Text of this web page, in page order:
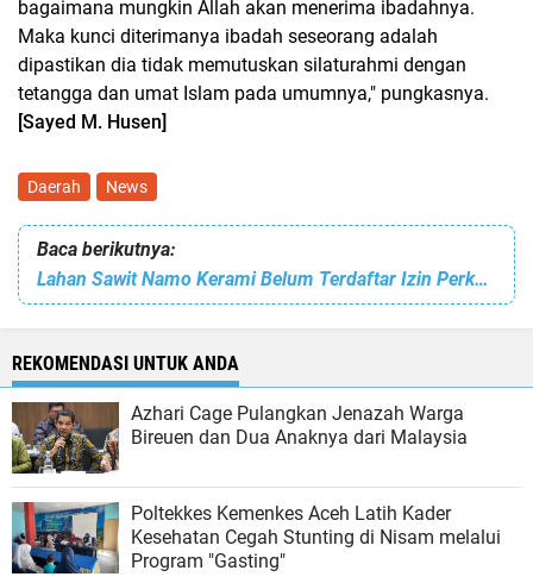
bagaimana mungkin Allah akan menerima ibadahnya.
Maka kunci diterimanya ibadah seseorang adalah
dipastikan dia tidak memutuskan silaturahmi dengan
tetangga dan umat Islam pada umumnya," pungkasnya.
[Sayed M. Husen]
Daerah News
Baca berikutnya:
Lahan Sawit Namo Kerami Belum Terdaftar Izin Perkebunan pada Dinas Perkebunan Aceh Singkil
REKOMENDASI UNTUK ANDA
Azhari Cage Pulangkan Jenazah Warga
Bireuen dan Dua Anaknya dari Malaysia
Poltekkes Kemenkes Aceh Latih Kader
Kesehatan Cegah Stunting di Nisam melalui
Program "Gasting"